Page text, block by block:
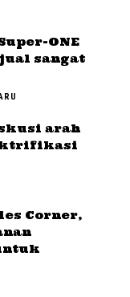
ONE
sangat
arah
Corner,